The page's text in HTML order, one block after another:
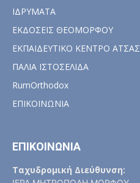
ΙΔΡΥΜΑΤΑ
ΕΚΔΟΣΕΙΣ ΘΕΟΜΟΡΦΟΥ
ΕΚΠΑΙΔΕΥΤΙΚΟ ΚΕΝΤΡΟ ΑΤΣΑΣ
ΠΑΛΙΑ ΙΣΤΟΣΕΛΙΔΑ
RumOrthodox
ΕΠΙΚΟΙΝΩΝΙΑ
ΕΠΙΚΟΙΝΩΝΙΑ
Ταχυδρομική Διεύθυνση: